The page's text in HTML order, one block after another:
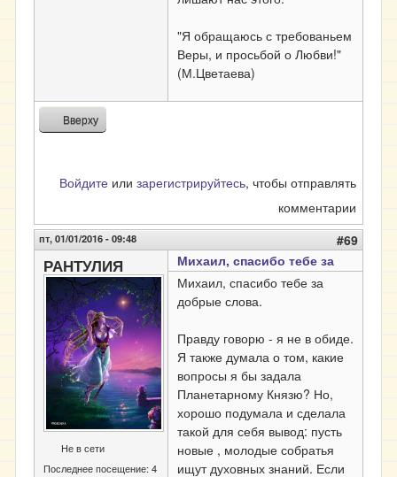
"Я обращаюсь с требованьем
Веры, и просьбой о Любви!"
(М.Цветаева)
Вверху
Войдите или зарегистрируйтесь, чтобы отправлять
комментарии
пт, 01/01/2016 - 09:48 #69
РАНТУЛИЯ
Не в сети
Последнее посещение:4
Михаил, спасибо тебе за
Михаил, спасибо тебе за
добрые слова.
Правду говорю - я не в обиде.
Я также думала о том, какие
вопросы я бы задала
Планетарному Князю? Но,
хорошо подумала и сделала
такой для себя вывод: пусть
новые , молодые собратья
ищут духовных знаний. Если